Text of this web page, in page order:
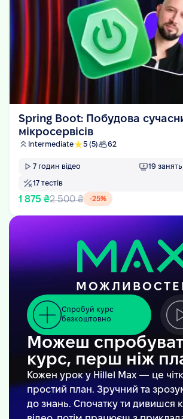
Spring Boot: Побудова
мікросервісів
Intermediate 5 (5) 62
7 годин відео 19 занять
17 тестів
1 875 ₴2 500 ₴ -25%
Можеш
курс, перш ніж
Кожен урок у Hillel Max — це
простий план. Зручний та
до знань. Спочатку ти дивишся
Спробуй курс
безкоштовно